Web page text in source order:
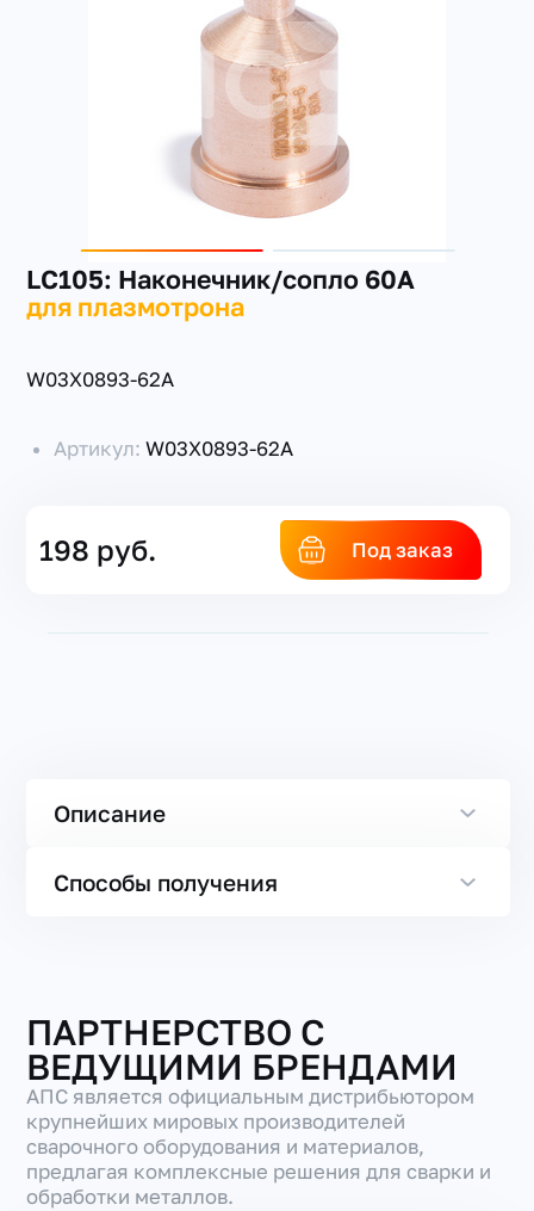
+7(351) 223-98-74
LC105: Наконечник/сопло 60A
для плазмотрона
W03X0893-62A
Артикул:W03X0893-62A
198 руб. Под заказ
Описание
Способы получения
ПАРТНЕРСТВО С
ВЕДУЩИМИ БРЕНДАМИ
АПС является официальным дистрибьютором
крупнейших мировых производителей
сварочного оборудования и материалов,
предлагая комплексные решения для сварки и
обработки металлов.